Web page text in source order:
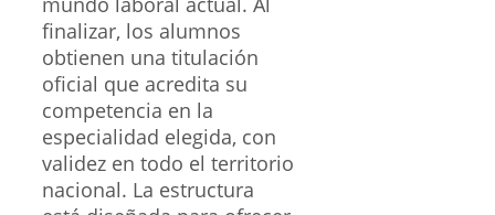
finalizar, los alumnos
obtienen una titulación
oficial que acredita su
competencia en la
especialidad elegida, con
validez en todo el territorio
nacional. La estructura